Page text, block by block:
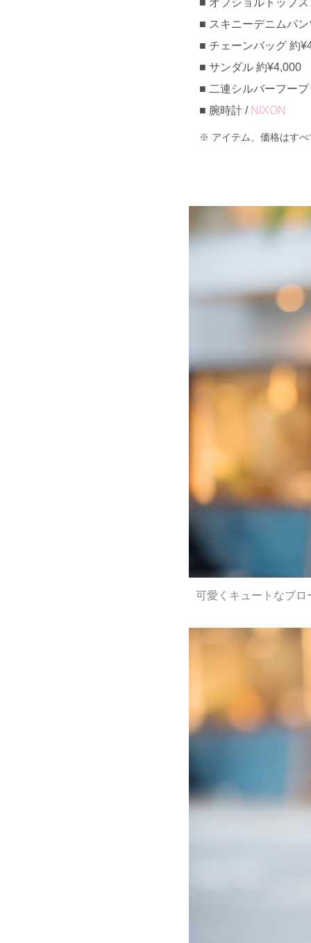
オフショルトップ
スキニーデニムパ
チェーンバッグ 約
サンダル 約¥4,000
二連シルバーフー
腕時計 / NIXON
アイテム、価格はす
可愛くキュートなブロ